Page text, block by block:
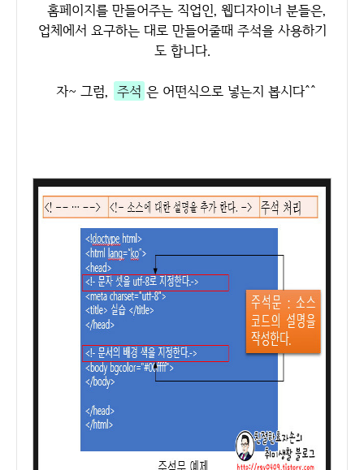
홈페이지를 만들어주는 직업인, 웹디자이너 분들은,
업체에서 요구하는 대로 만들어줄때 주석을 사용하기
도 합니다.
자~ 그럼, 주석 은 어떤식으로 넣는지 봅시다^^